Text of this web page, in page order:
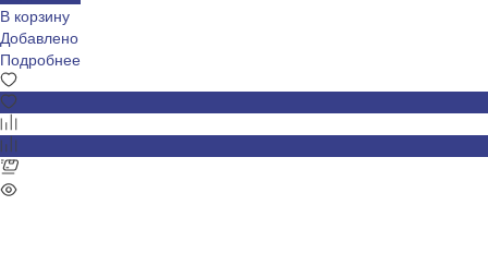
В корзину
Добавлено
Подробнее